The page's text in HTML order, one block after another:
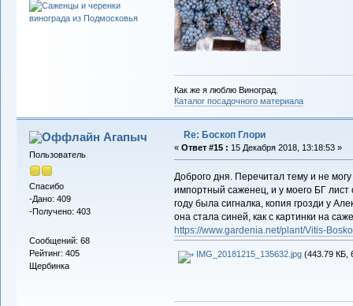
Как же я люблю Виноград.
Каталог посадочного материала
Агапыч
Пользователь
Спасибо
-Дано: 409
-Получено: 403
Сообщений: 68
Рейтинг: 405
Щербинка
Re: Боскоп Глори
« Ответ #15 : 15 Декабря 2018, 13:18:53 »
Доброго дня. Перечитал тему и не
импортный саженец, и у моего БГ
году была сигналка, копия грозди у
она стала синей, как с картинки на
https://www.gardenia.net/plant/Vitis-
IMG_20181215_135632.jpg(443.79 КБ,